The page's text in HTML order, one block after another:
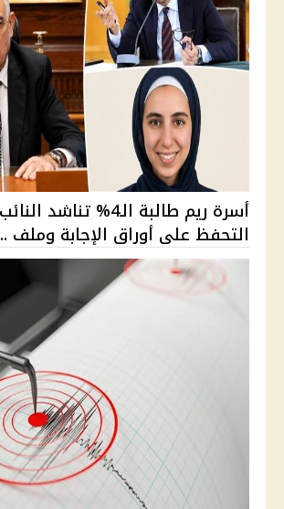
أسرة ريم طالبة الـ4% تناشد
التحفظ على أوراق الإجابة وملف